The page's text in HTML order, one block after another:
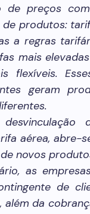
de preços
produtos:
a regras
mais
flexíveis.
geram
aérea, abre-
novos
as
de
além da